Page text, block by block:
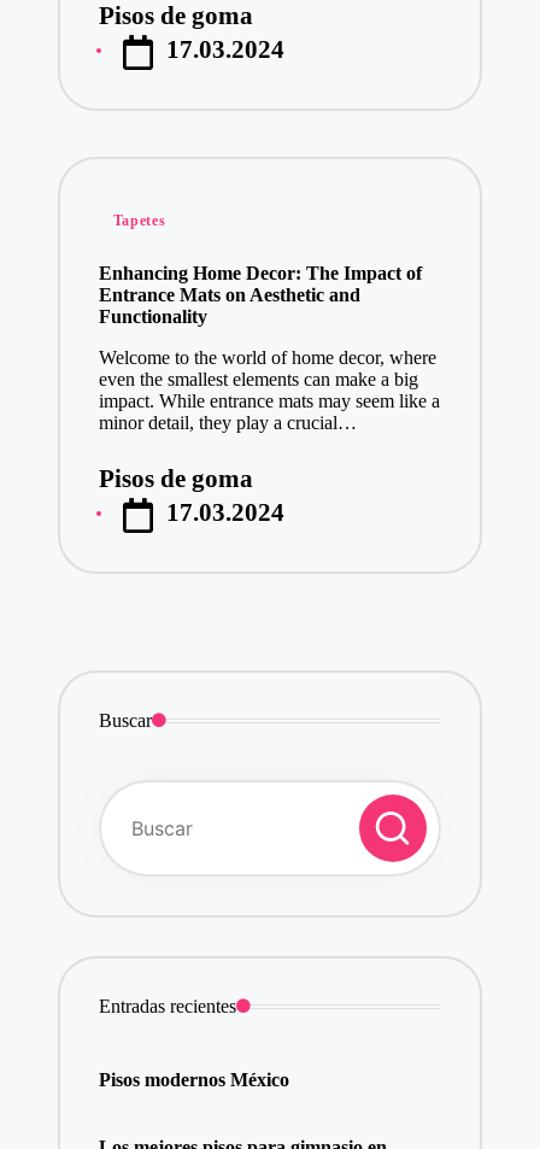
Publicado
por
Pisos de goma
17.03.2024
Publicado
Tapetes
Enhancing Home Decor: The Impact of
Entrance Mats on Aesthetic and
Functionality
Welcome to the world of home decor, where
even the smallest elements can make a big
impact. While entrance mats may seem like a
minor detail, they play a crucial…
Publicado
por
Pisos de goma
17.03.2024
Buscar
Entradas recientes
Pisos modernos México